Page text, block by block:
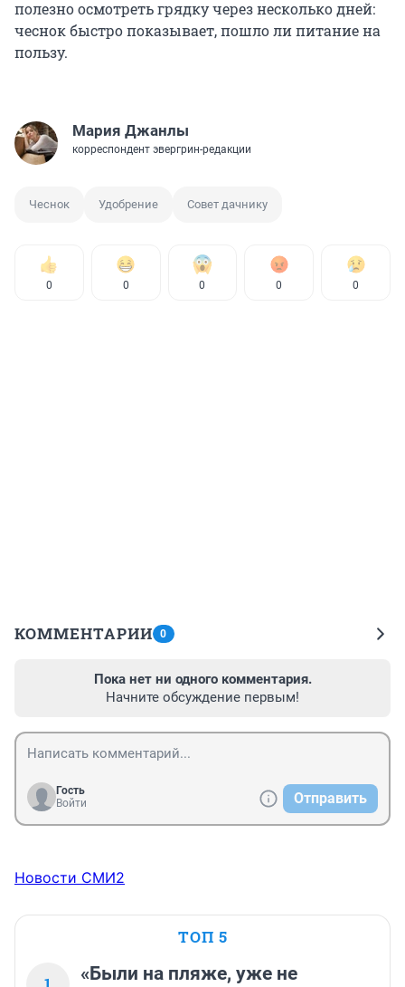
полезно осмотреть грядку через несколько дней:
чеснок быстро показывает, пошло ли питание на
пользу.
Мария Джанлы
корреспондент эвергрин-редакции
Чеснок Удобрение Совет дачнику
0 0 0 0 0
КОММЕНТАРИИ 0
Пока нет ни одного комментария.
Начните обсуждение первым!
Гость
Войти
Отправить
Новости СМИ2
ТОП 5
«Были на пляже, уже не